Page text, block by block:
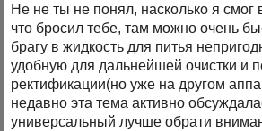
Не не ты не понял, насколько я смог
что бросил тебе, там можно очень
брагу в жидкость для питья
удобную для дальнейшей очистки и
ректификации(но уже на другом
недавно эта тема активно
универсальный лучше обрати